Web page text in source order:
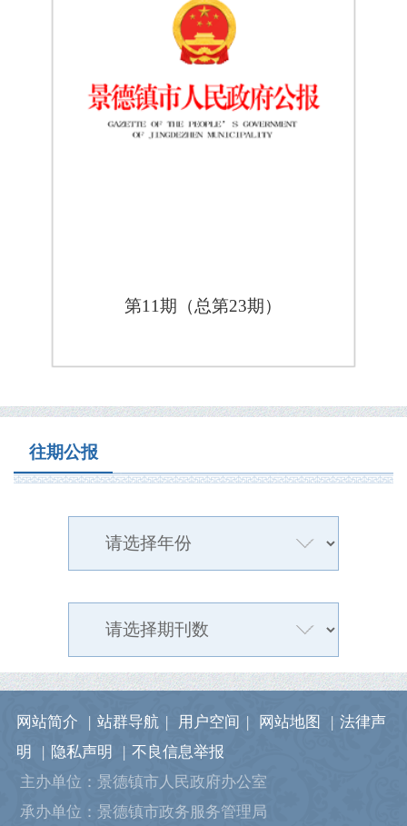
第11期（总第23期）
往期公报
网站简介 站群导航 用户空间 网站地图
法律声
明
隐私声明
不良信息举报
主办单位：景德镇市人民政府办公室
承办单位：景德镇市政务服务管理局